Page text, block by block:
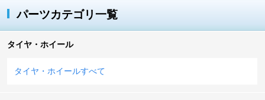
パーツカテゴリ一覧
タイヤ・ホイール
タイヤ・ホイールすべて